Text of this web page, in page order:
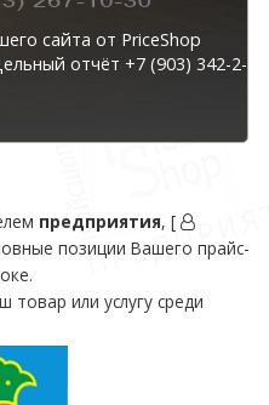
сайта от PriceShop
отчёт +7 (903) 342-2-
предприятия, [
позиции Вашего прайс-
или услугу среди